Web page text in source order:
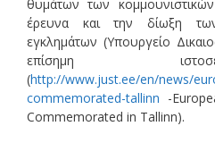
θυμάτων των
έρευνα και την δίωξη
εγκλημάτων (Υπουργείο
επίσημη
(http://www.just.ee/en/news/
commemorated-tallinn -
Commemorated in Tallinn).